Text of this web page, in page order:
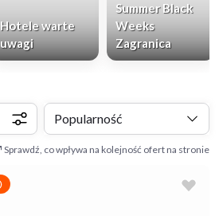
Hotele warte
uwagi
Summer Black
Weeks
Zagranica
Popularność
Sprawdź, co wpływa na kolejność ofert na stronie